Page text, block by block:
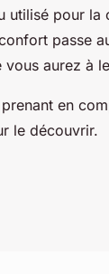
utilisé pour
passe
aurez à
en
le découvrir.